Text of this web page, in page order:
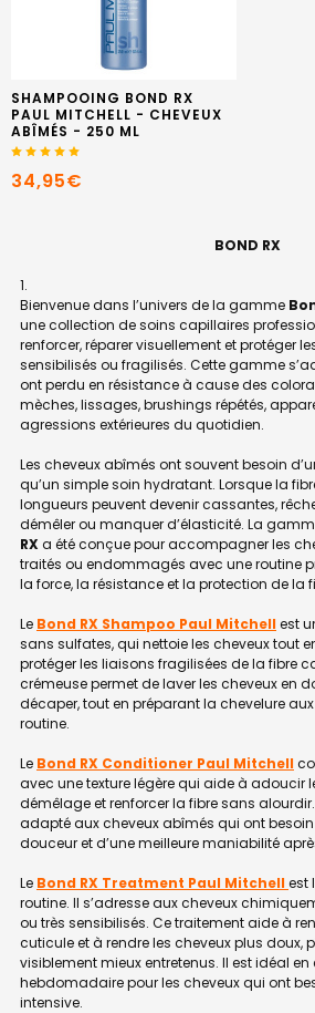
SHAMPOOING BOND RX
PAUL MITCHELL - CHEVEUX
ABÎMÉS - 250 ML
34,95€
BOND RX
Bienvenue dans l’univers de la gamme
une collection de soins capillaires
renforcer, réparer visuellement et protéger
sensibilisés ou fragilisés. Cette gamme
ont perdu en résistance à cause des
mèches, lissages, brushings répétés,
agressions extérieures du quotidien.
Les cheveux abîmés ont souvent besoin
qu’un simple soin hydratant. Lorsque la
longueurs peuvent devenir cassantes,
démêler ou manquer d’élasticité. La
RX a été conçue pour accompagner les
traités ou endommagés avec une routine
la force, la résistance et la protection de la
Le Bond RX Shampoo Paul Mitchell est
sans sulfates, qui nettoie les cheveux tout
protéger les liaisons fragilisées de la fibre
crémeuse permet de laver les cheveux en
décaper, tout en préparant la chevelure
routine.
Le Bond RX Conditioner Paul Mitchell
avec une texture légère qui aide à adoucir
démêlage et renforcer la fibre sans
adapté aux cheveux abîmés qui ont
douceur et d’une meilleure maniabilité
Le Bond RX Treatment Paul Mitchell est
routine. Il s’adresse aux cheveux
ou très sensibilisés. Ce traitement aide à
cuticule et à rendre les cheveux plus doux,
visiblement mieux entretenus. Il est idéal
hebdomadaire pour les cheveux qui ont
intensive.